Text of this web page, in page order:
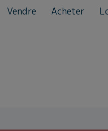
Vendre Acheter